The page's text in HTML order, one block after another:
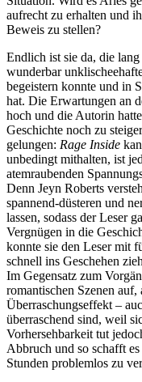
aufrecht zu erhalten und
Beweis zu stellen?
Endlich ist sie da, die lang
wunderbar
begeistern konnte und in
hat. Die Erwartungen an
hoch und die Autorin
Geschichte noch zu
gelungen: Rage Inside
unbedingt mithalten, ist
atemraubenden
Denn Jeyn Roberts
spannend-düsteren und
lassen, sodass der Leser
Vergnügen in die
konnte sie den Leser mit
schnell ins Geschehen
Im Gegensatz zum
romantischen Szenen
Überraschungseffekt –
überraschend sind, weil
Vorhersehbarkeit tut
Abbruch und so schafft
Stunden problemlos zu